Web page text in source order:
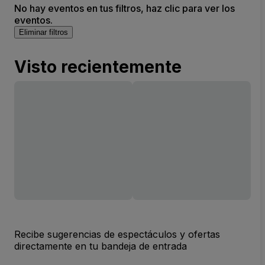
No hay eventos en tus filtros, haz clic para ver los
eventos.
Eliminar filtros
Visto recientemente
Recibe sugerencias de espectáculos y ofertas
directamente en tu bandeja de entrada